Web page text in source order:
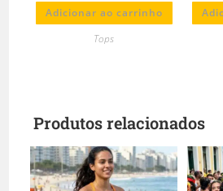
Adicionar ao carrinho
Tops
Produtos relacionados